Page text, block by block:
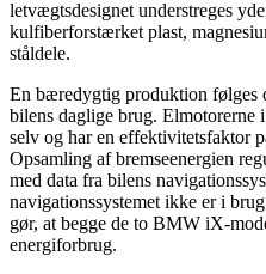
letvægtsdesignet understreges
kulfiberforstærket plast,
ståldele.
En bæredygtig produktion følges
bilens daglige brug.
selv og har en effektivitetsfaktor
Opsamling af bremseenergien
med data fra bilens
navigationssystemet ikke er i
gør, at begge de to BMW iX-
energiforbrug.